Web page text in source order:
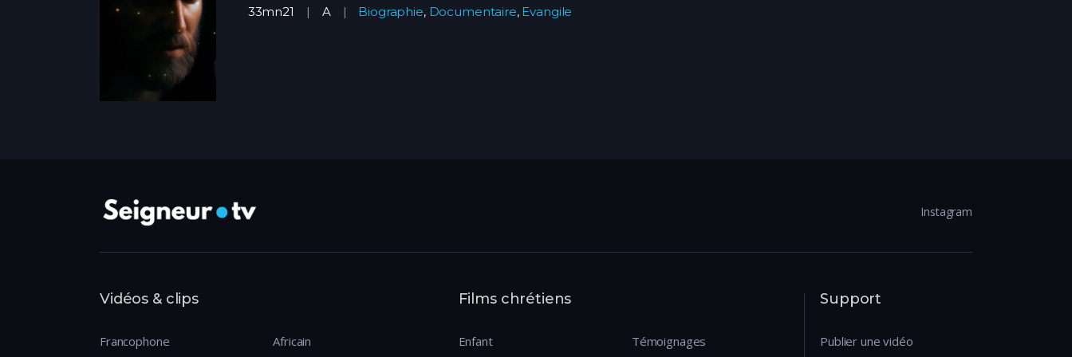
33mn21 A Biographie, Documentaire, Evangile
Instagram
Vidéos & clips
Francophone Africain
Films chrétiens
Enfant Témoignages
Support
Publier une vidéo